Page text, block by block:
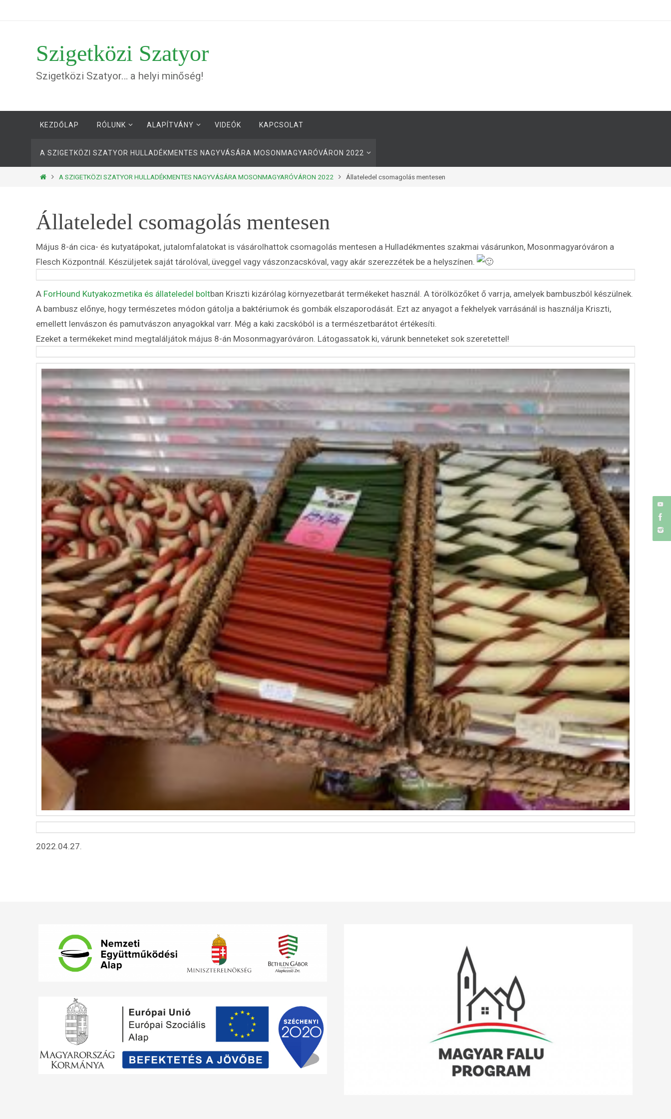
Szigetközi Szatyor
Szigetközi Szatyor… a helyi minőség!
KEZDŐLAP
RÓLUNK ALAPÍTVÁNY VIDEÓK KAPCSOLAT
A SZIGETKÖZI SZATYOR HULLADÉKMENTES NAGYVÁSÁRA MOSONMAGYARÓVÁRON 2022
OtthonA SZIGETKÖZI SZATYOR HULLADÉKMENTES NAGYVÁSÁRA MOSONMAGYARÓVÁRON 2022 Állateledel csomagolás mentesen
Állateledel csomagolás mentesen
Május 8-án cica- és kutyatápokat, jutalomfalatokat is vásárolhattok csomagolás mentesen a Hulladékmentes szakmai vásárunkon, Mosonmagyaróváron a
Flesch Központnál. Készüljetek saját tárolóval, üveggel vagy vászonzacskóval, vagy akár szerezzétek be a helyszínen.
A ForHound Kutyakozmetika és állateledel boltban Kriszti kizárólag környezetbarát termékeket használ. A törölközőket ő varrja, amelyek bambuszból készülnek.
A bambusz előnye, hogy természetes módon gátolja a baktériumok és gombák elszaporodását. Ezt az anyagot a fekhelyek varrásánál is használja Kriszti,
emellett lenvászon és pamutvászon anyagokkal varr. Még a kaki zacskóból is a természetbarátot értékesíti.
Ezeket a termékeket mind megtaláljátok május 8-án Mosonmagyaróváron. Látogassatok ki, várunk benneteket sok szeretettel!
2022.04.27.